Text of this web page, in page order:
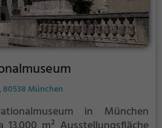
München
in München